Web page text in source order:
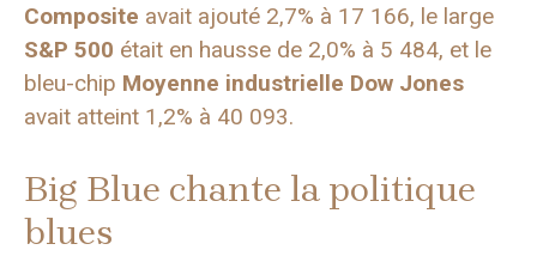
Composite avait ajouté 2,7% à 17 166, le large
S&P 500 était en hausse de 2,0% à 5 484, et le
bleu-chip Moyenne industrielle Dow Jones
avait atteint 1,2% à 40 093.
Big Blue chante la politique
blues